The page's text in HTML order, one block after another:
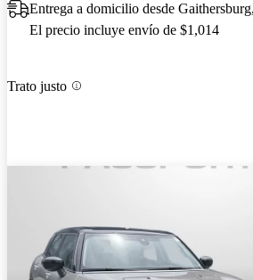
Entrega a domicilio desde
El precio incluye envío de $1,014
Trato justo